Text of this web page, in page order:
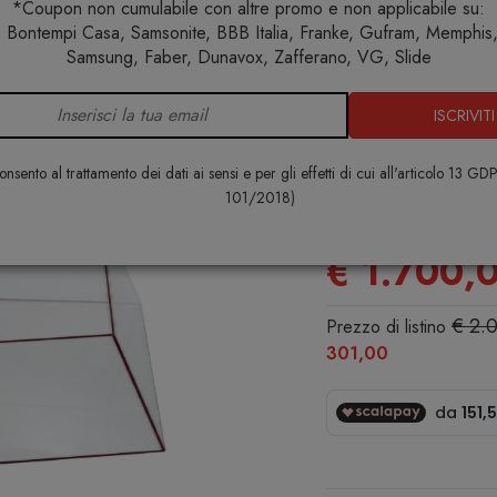
*Coupon non cumulabile con altre promo e non applicabile su:
Bontempi Casa, Samsonite, BBB Italia, Franke, Gufram,
Samsung, Faber, Dunavox, Zafferano, VG, Slide
ISCRIVITI
al trattamento dei dati ai sensi e per gli effetti di cui all'articolo 13
101/2018)
Arredo interno Tavolini Wireframe Tavolo basso
Wireframe
60x57x30
€
Prezzo di listino €
301,00